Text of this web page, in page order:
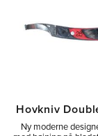
Hovkniv
Ny moderne